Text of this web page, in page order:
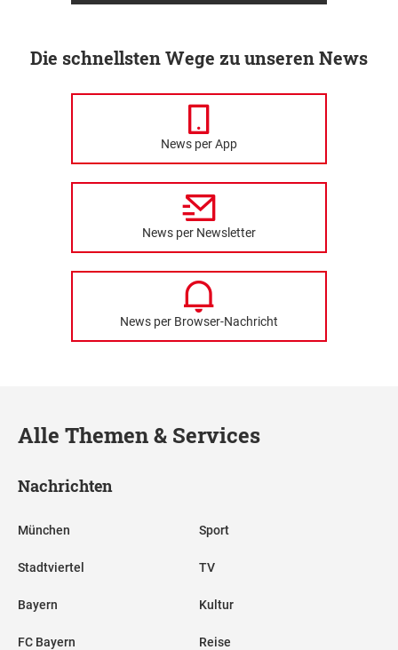
Die schnellsten Wege zu unseren News
News per App
News per Newsletter
News per Browser-Nachricht
Alle Themen & Services
Nachrichten
München
Stadtviertel
Bayern
FC Bayern
Sport
TV
Kultur
Reise